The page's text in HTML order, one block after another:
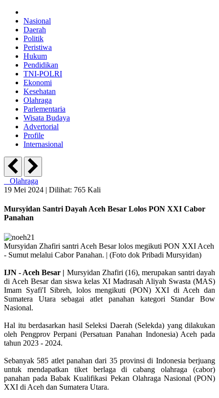
Nasional
Daerah
Politik
Peristiwa
Hukum
Pendidikan
TNI-POLRI
Ekonomi
Kesehatan
Olahraga
Parlementaria
Wisata Budaya
Advertorial
Profile
Internasional
Olahraga
19 Mei 2024 | Dilihat: 765 Kali
Mursyidan Santri Dayah Aceh Besar Lolos PON XXI Cabor
Panahan
Mursyidan Zhafiri santri Aceh Besar lolos megikuti PON XXI Aceh
- Sumut melalui Cabor Panahan. | (Foto dok Pribadi Mursyidan)
IJN - Aceh Besar | Mursyidan Zhafiri (16), merupakan santri dayah
di Aceh Besar dan siswa kelas XI Madrasah Aliyah Swasta (MAS)
Imam Syafi'I Sibreh, lolos mengikuti (PON) XXI di Aceh dan
Sumatera Utara sebagai atlet panahan kategori Standar Bow
Nasional.
Hal itu berdasarkan hasil Seleksi Daerah (Selekda) yang dilakukan
oleh Pengprov Perpani (Persatuan Panahan Indonesia) Aceh pada
tahun 2023 - 2024.
Sebanyak 585 atlet panahan dari 35 provinsi di Indonesia berjuang
untuk mendapatkan tiket berlaga di cabang olahraga (cabor)
panahan pada Babak Kualifikasi Pekan Olahraga Nasional (PON)
XXI di Aceh dan Sumatera Utara.